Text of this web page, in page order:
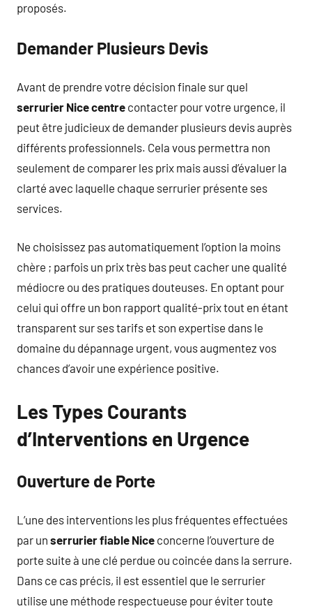
proposés.
Demander Plusieurs Devis
Avant de prendre votre décision finale sur quel
serrurier Nice centre contacter pour votre urgence, il
peut être judicieux de demander plusieurs devis auprès
différents professionnels. Cela vous permettra non
seulement de comparer les prix mais aussi d’évaluer la
clarté avec laquelle chaque serrurier présente ses
services.
Ne choisissez pas automatiquement l’option la moins
chère ; parfois un prix très bas peut cacher une qualité
médiocre ou des pratiques douteuses. En optant pour
celui qui offre un bon rapport qualité-prix tout en étant
transparent sur ses tarifs et son expertise dans le
domaine du dépannage urgent, vous augmentez vos
chances d’avoir une expérience positive.
Les Types Courants
d’Interventions en Urgence
Ouverture de Porte
L’une des interventions les plus fréquentes effectuées
par un serrurier fiable Nice concerne l’ouverture de
porte suite à une clé perdue ou coincée dans la serrure.
Dans ce cas précis, il est essentiel que le serrurier
utilise une méthode respectueuse pour éviter toute